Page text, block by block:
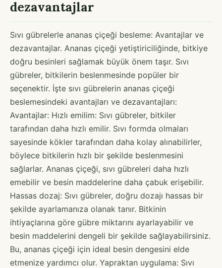
dezavantajlar
Sıvı gübrelerle ananas çiçeği besleme: Avantajlar ve
dezavantajlar. Ananas çiçeği yetiştiriciliğinde, bitkiye
doğru besinleri sağlamak büyük önem taşır. Sıvı
gübreler, bitkilerin beslenmesinde popüler bir
seçenektir. İşte sıvı gübrelerin ananas çiçeği
beslemesindeki avantajları ve dezavantajları:
Avantajlar: Hızlı emilim: Sıvı gübreler, bitkiler
tarafından daha hızlı emilir. Sıvı formda olmaları
sayesinde kökler tarafından daha kolay alınabilirler,
böylece bitkilerin hızlı bir şekilde beslenmesini
sağlarlar. Ananas çiçeği, sıvı gübreleri daha hızlı
emebilir ve besin maddelerine daha çabuk erişebilir.
Hassas dozaj: Sıvı gübreler, doğru dozajı hassas bir
şekilde ayarlamanıza olanak tanır. Bitkinin
ihtiyaçlarına göre gübre miktarını ayarlayabilir ve
besin maddelerini dengeli bir şekilde sağlayabilirsiniz.
Bu, ananas çiçeği için ideal besin dengesini elde
etmenize yardımcı olur. Yapraktan uygulama: Sıvı